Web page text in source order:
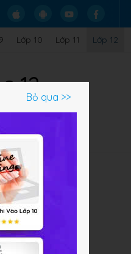
Lớp 10 Lớp 11 Lớp 12
12Bỏ qua >>